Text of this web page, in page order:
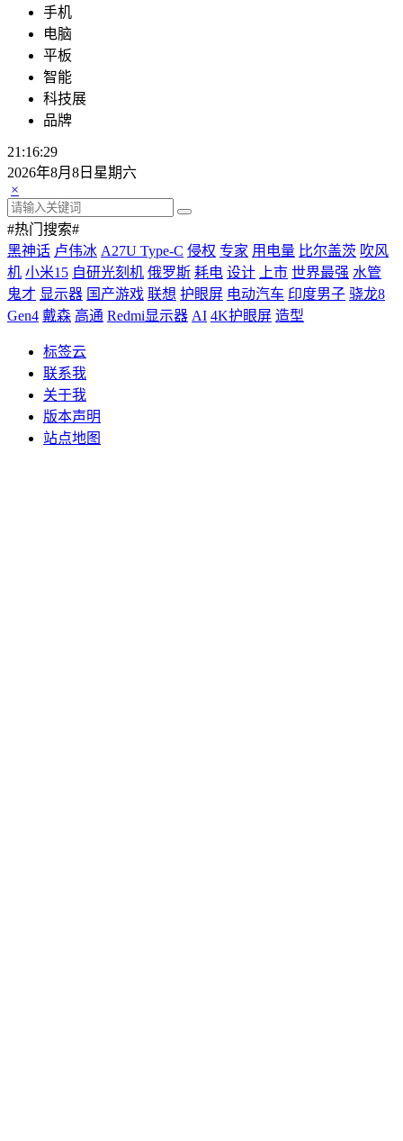
手机
电脑
平板
智能
科技展
品牌
21:16:30
2026年8月8日星期六
×
#热门搜索#
黑神话 卢伟冰 A27U Type-C 侵权 专家 用电量 比尔盖茨 吹风
机 小米15 自研光刻机 俄罗斯 耗电 设计 上市 世界最强 水管
鬼才 显示器 国产游戏 联想 护眼屏 电动汽车 印度男子 骁龙8
Gen4 戴森 高通 Redmi显示器 AI 4K护眼屏 造型
标签云
联系我
关于我
版本声明
站点地图